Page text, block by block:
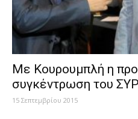
Με Κουρουμπλή η
συγκέντρωση του
15 Σεπτεμβρίου 2015